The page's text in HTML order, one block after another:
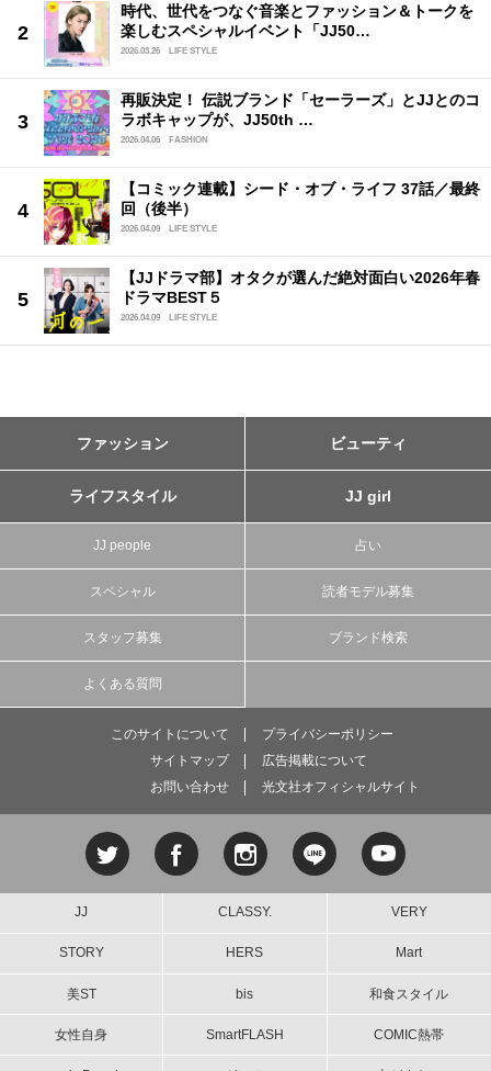
時代、世代をつなぐ音楽とファッション＆トークを
楽しむスペシャルイベント「JJ50…
2026.03.26 LIFE STYLE
再販決定！ 伝説ブランド「セーラーズ」とJJとのコ
ラボキャップが、JJ50th …
2026.04.06 FASHION
【コミック連載】シード・オブ・ライフ 37話／最終
回（後半）
2026.04.09 LIFE STYLE
【JJドラマ部】オタクが選んだ絶対面白い2026年春
ドラマBEST５
2026.04.09 LIFE STYLE
ファッション ビューティ
ライフスタイル JJ girl
JJ people 占い
スペシャル 読者モデル募集
スタッフ募集 ブランド検索
よくある質問
このサイトについて
プライバシーポリシー
サイトマップ
広告掲載について
お問い合わせ
光文社オフィシャルサイト
JJ CLASSY. VERY
STORY HERS Mart
美ST bis 和食スタイル
女性自身 SmartFLASH COMIC熱帯